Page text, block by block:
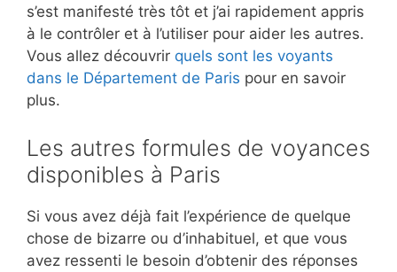
s’est manifesté très tôt et j’ai rapidement appris
à le contrôler et à l’utiliser pour aider les autres.
Vous allez découvrir quels sont les voyants
dans le Département de Paris pour en savoir
plus.
Les autres formules de voyances
disponibles à Paris
Si vous avez déjà fait l’expérience de quelque
chose de bizarre ou d’inhabituel, et que vous
avez ressenti le besoin d’obtenir des réponses